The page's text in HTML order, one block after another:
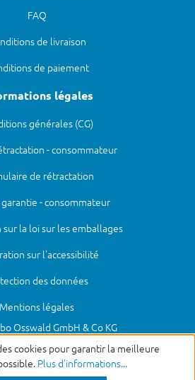
cookies pour garantir la meilleure
Plus d'informations...
FAQ
de livraison
de paiement
légales
générales (CG)
- consommateur
de rétractation
- consommateur
la loi sur les emballages
sur l'accessibilité
des données
Mentions légales
Osswald GmbH & Co KG